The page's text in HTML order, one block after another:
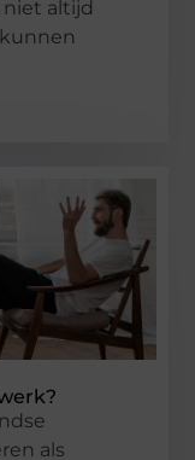
altijd
als